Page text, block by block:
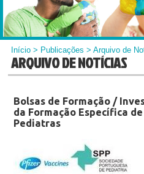
Início > Publicações > Arquivo de
ARQUIVO DE NOTÍCIAS
Bolsas de Formação /
da Formação Específica
Pediatras